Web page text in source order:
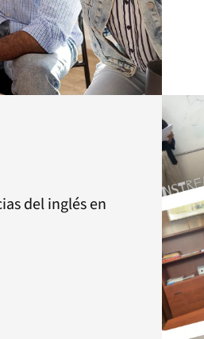
del inglés en